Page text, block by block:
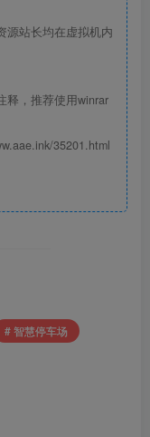
源站长均在虚拟机内
释，推荐使用winrar
35201.html
# 智慧停车场